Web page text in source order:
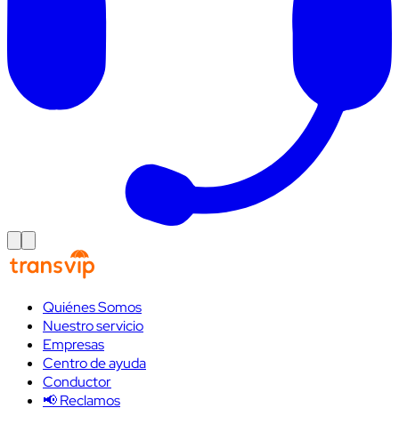
Quiénes Somos
Nuestro servicio
Empresas
Centro de ayuda
Conductor
📢 Reclamos